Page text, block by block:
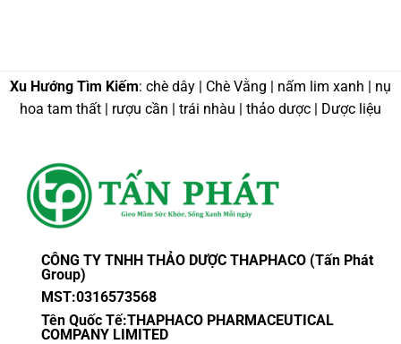
Xu Hướng Tìm Kiếm: chè dây | Chè Vằng | nấm lim xanh | nụ
hoa tam thất | rượu cần | trái nhàu | thảo dược | Dược liệu
CÔNG TY TNHH THẢO DƯỢC THAPHACO (Tấn Phát
Group)
MST:0316573568
Tên Quốc Tế:THAPHACO PHARMACEUTICAL
COMPANY LIMITED